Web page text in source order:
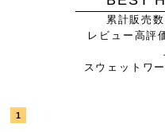
累計販売
レビュー高
スウェットワ